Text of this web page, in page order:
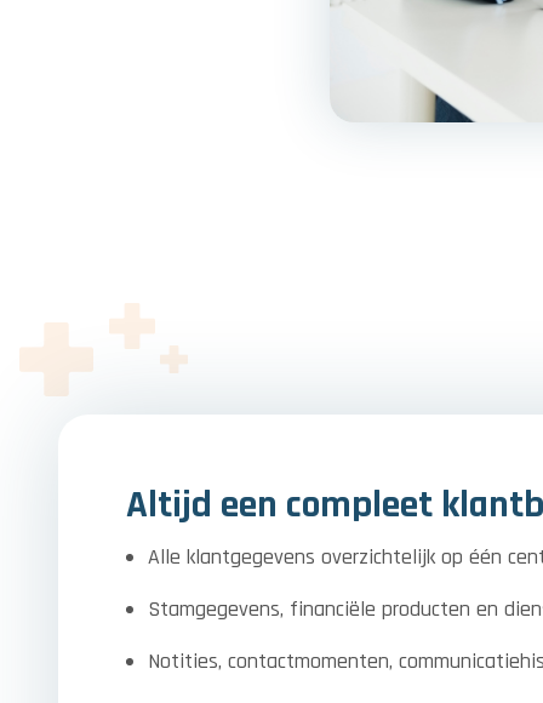
Altijd een compleet
Alle klantgegevens overzichtelijk op één
Stamgegevens, financiële producten en
Notities, contactmomenten,